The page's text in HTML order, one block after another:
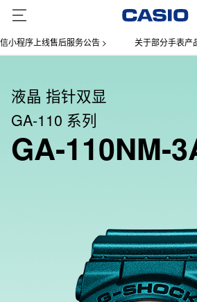
序上线售后服务公告 > 关于部分手表产品
液晶 指针双显
GA-110 系列
GA-110NM-